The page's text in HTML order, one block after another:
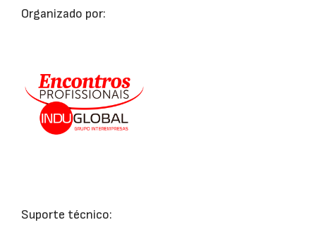
Organizado por:
Suporte técnico: